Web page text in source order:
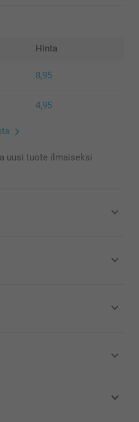
Hinta
8,95
4,95
uusi tuote ilmaiseksi
joulumukilla!
arvonlisäveron ja